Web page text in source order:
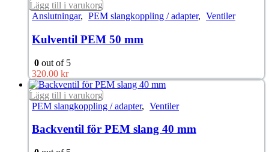
Lägg till i varukorg
Anslutningar, PEM slangkoppling / adapter, Ventiler
Kulventil PEM 50 mm
0 out of 5
320.00 kr
Lägg till i varukorg
PEM slangkoppling / adapter, Ventiler
Backventil för PEM slang 40 mm